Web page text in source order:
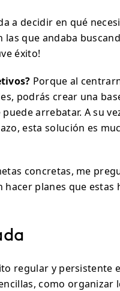
a decidir en qué
las que andaba
éxito!
Porque al
podrás crear una
arrebatar. A su
esta solución es
concretas, me
planes que estas
regular y persistente
como organizar